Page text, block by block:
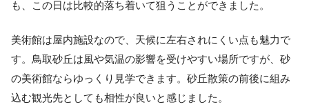
も、この日は比較的落ち着いて狙うことができました。
美術館は屋内施設なので、天候に左右されにくい点も魅力で
す。鳥取砂丘は風や気温の影響を受けやすい場所ですが、砂
の美術館ならゆっくり見学できます。砂丘散策の前後に組み
込む観光先としても相性が良いと感じました。